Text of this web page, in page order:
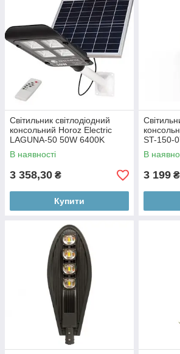
Світильник світлодіодний
консольний Horoz Electric
LAGUNA-50 50W 6400K
950Лм (074-006-0050-020)
В наявності
3 358,30 ₴
Купити
ST-150-
13500Лм
В
3 199 ₴